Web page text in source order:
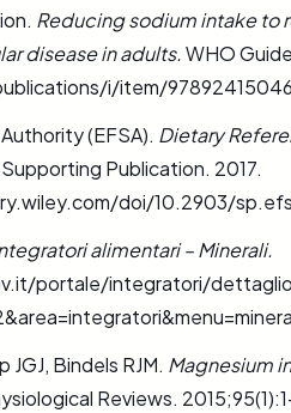
Reducing sodium intake to
disease in adults.WHO
i/item/
(EFSA). Dietary
Supporting Publication. 2017.
doi/10.2903/
alimentari – Minerali.
portale/integratori/
JGJ, Bindels RJM. Magnesium
Reviews.